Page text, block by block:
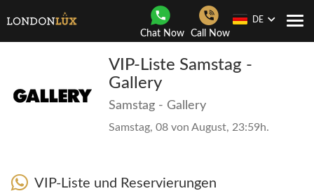
Chat Now Call Now
DE
VIP-Liste Samstag -
Gallery
Samstag - Gallery
Samstag, 08 von August, 23:59h.
VIP-Liste und Reservierungen